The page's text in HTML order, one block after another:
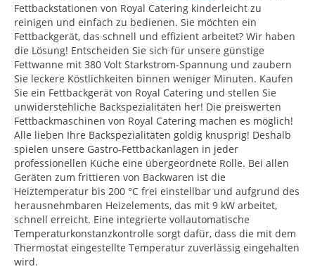
Fettbackstationen von Royal Catering kinderleicht zu
reinigen und einfach zu bedienen. Sie möchten ein
Fettbackgerät, das schnell und effizient arbeitet? Wir haben
die Lösung! Entscheiden Sie sich für unsere günstige
Fettwanne mit 380 Volt Starkstrom-Spannung und zaubern
Sie leckere Köstlichkeiten binnen weniger Minuten. Kaufen
Sie ein Fettbackgerät von Royal Catering und stellen Sie
unwiderstehliche Backspezialitäten her! Die preiswerten
Fettbackmaschinen von Royal Catering machen es möglich!
Alle lieben Ihre Backspezialitäten goldig knusprig! Deshalb
spielen unsere Gastro-Fettbackanlagen in jeder
professionellen Küche eine übergeordnete Rolle. Bei allen
Geräten zum frittieren von Backwaren ist die
Heiztemperatur bis 200 °C frei einstellbar und aufgrund des
herausnehmbaren Heizelements, das mit 9 kW arbeitet,
schnell erreicht. Eine integrierte vollautomatische
Temperaturkonstanzkontrolle sorgt dafür, dass die mit dem
Thermostat eingestellte Temperatur zuverlässig eingehalten
wird.